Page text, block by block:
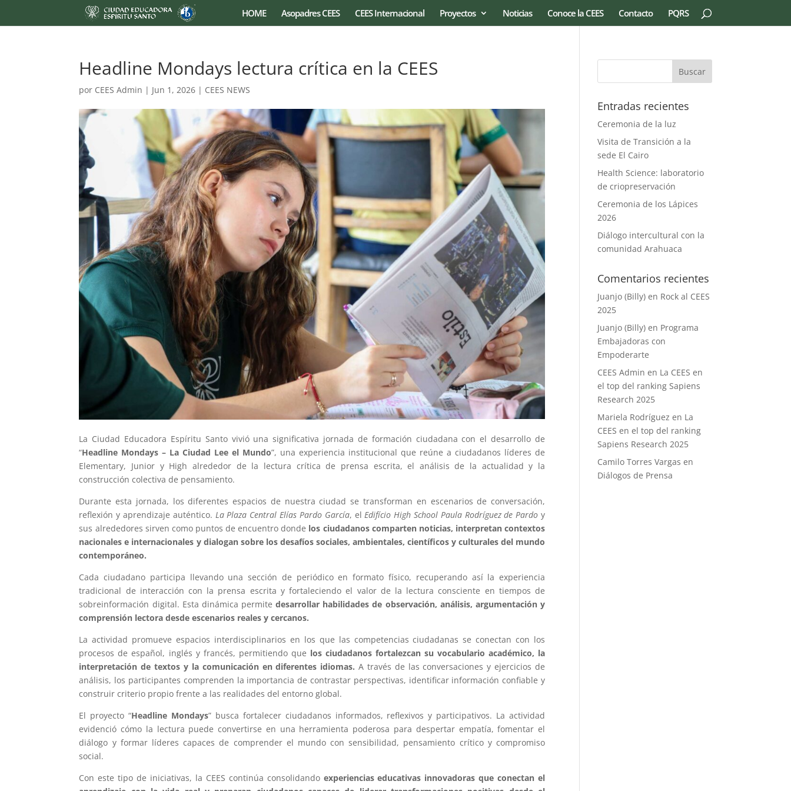
HOME Asopadres CEES CEES Internacional Proyectos Noticias Conoce la CEES Contacto PQRS
Headline Mondays lectura crítica en la CEES
por CEES Admin | Jun 1, 2026 | CEES NEWS
La Ciudad Educadora Espíritu Santo vivió una significativa jornada de formación ciudadana con el desarrollo de
“Headline Mondays – La Ciudad Lee el Mundo”, una experiencia institucional que reúne a ciudadanos líderes de
Elementary, Junior y High alrededor de la lectura crítica de prensa escrita, el análisis de la actualidad y la
construcción colectiva de pensamiento.
Durante esta jornada, los diferentes espacios de nuestra ciudad se transforman en escenarios de conversación,
reflexión y aprendizaje auténtico. La Plaza Central Elías Pardo García, elEdifício High School Paula Rodríguez de Pardo y
sus alrededores sirven como puntos de encuentro donde los ciudadanos comparten noticias, interpretan contextos
nacionales e internacionales y dialogan sobre los desafíos sociales, ambientales, científicos y culturales del mundo
contemporáneo.
Cada ciudadano participa llevando una sección de periódico en formato físico, recuperando así la experiencia
tradicional de interacción con la prensa escrita y fortaleciendo el valor de la lectura consciente en tiempos de
sobreinformación digital. Esta dinámica permitedesarrollar habilidades de observación, análisis, argumentación y
comprensión lectora desde escenarios reales y cercanos.
La actividad promueve espacios interdisciplinarios en los que las competencias ciudadanas se conectan con los
procesos de español, inglés y francés, permitiendo que los ciudadanos fortalezcan su vocabulario académico, la
interpretación de textos y la comunicación en diferentes idiomas. A través de las conversaciones y ejercicios de
análisis, los participantes comprenden la importancia de contrastar perspectivas, identificar información confiable y
construir criterio propio frente a las realidades del entorno global.
El proyecto “Headline Mondays” busca fortalecer ciudadanos informados, reflexivos y participativos. La actividad
evidenció cómo la lectura puede convertirse en una herramienta poderosa para despertar empatía, fomentar el
diálogo y formar líderes capaces de comprender el mundo con sensibilidad, pensamiento crítico y compromiso
social.
Con este tipo de iniciativas, la CEES continúa consolidando experiencias educativas innovadoras que conectan el
Entradas recientes
Ceremonia de la luz
Visita de Transición a la
sede El Cairo
Health Science: laboratorio
de criopreservación
Ceremonia de los Lápices
2026
Diálogo intercultural con la
comunidad Arahuaca
Comentarios recientes
Juanjo (Billy) en Rock al CEES
2025
Juanjo (Billy) en Programa
Embajadoras con
Empoderarte
CEES Admin en La CEES en
el top del ranking Sapiens
Research 2025
Mariela Rodríguez en La
CEES en el top del ranking
Sapiens Research 2025
Camilo Torres Vargas en
Diálogos de Prensa